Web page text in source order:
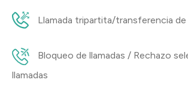
Llamada tripartita/transferencia de
Bloqueo de llamadas / Rechazo
llamadas